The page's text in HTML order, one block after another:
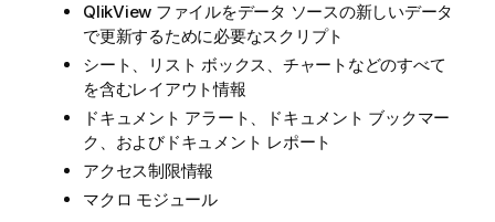
QlikView ファイルをデータ ソースの新しいデータ
で更新するために必要なスクリプト
シート、リスト ボックス、チャートなどのすべて
を含むレイアウト情報
ドキュメント アラート、ドキュメント ブックマー
ク、およびドキュメント レポート
アクセス制限情報
マクロ モジュール